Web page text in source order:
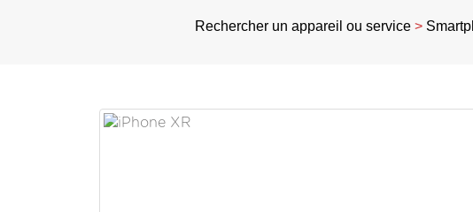
Rechercher un appareil ou service >